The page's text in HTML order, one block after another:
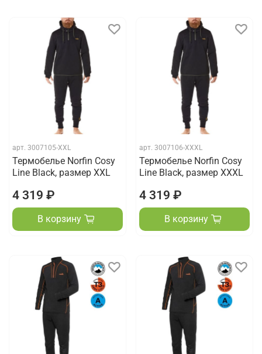
арт. 3007105-XXL
Термобелье Norfin Cosy
Line Black, размер XXL
4 319 ₽
В корзину
арт. 3007106-XXXL
Термобелье Norfin Cosy
Line Black, размер XXXL
4 319 ₽
В корзину